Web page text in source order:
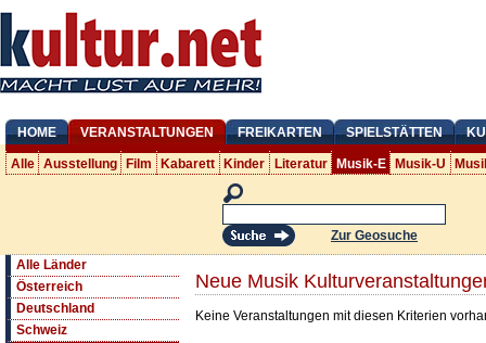
HOME VERANSTALTUNGEN FREIKARTEN SPIELSTÄTTEN
Alle Ausstellung Film Kabarett Kinder Literatur Musik-E Musik-U
Zur Geosuche
Alle Länder
Österreich
Deutschland
Schweiz
Neue Musik
Keine Veranstaltungen mit diesen Kriterien